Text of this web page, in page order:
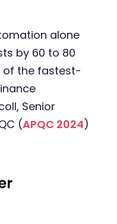
alone
by 60 to 80
of the fastest-
Senior
(APQC 2024)